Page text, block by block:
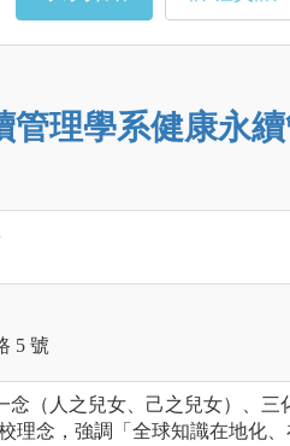
管理學系健康永
5 號
念（人之兒女、己之兒女）、三
理念，強調「全球知識在地化